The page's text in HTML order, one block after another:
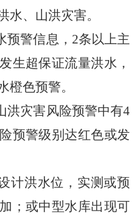
水、山洪灾害。
预警信息， 2条以上主
生超保证流量洪水，
橙色预警。
洪灾害风险预警中有4
预警级别达红色或发
计洪水位，实测或预
；或中型水库出现可